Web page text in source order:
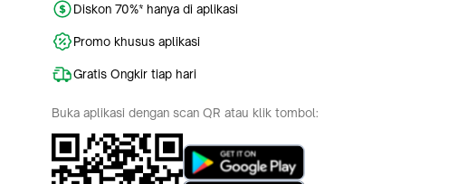
Diskon 70%* hanya di aplikasi
Promo khusus aplikasi
Gratis Ongkir tiap hari
Buka aplikasi dengan scan QR atau klik tombol: